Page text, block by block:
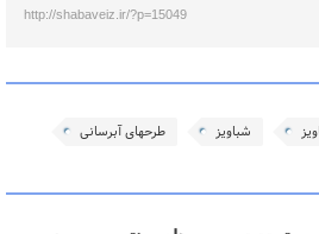
http://shabaveiz.ir/?p=15049
شباویز طرحهای آبرسانی